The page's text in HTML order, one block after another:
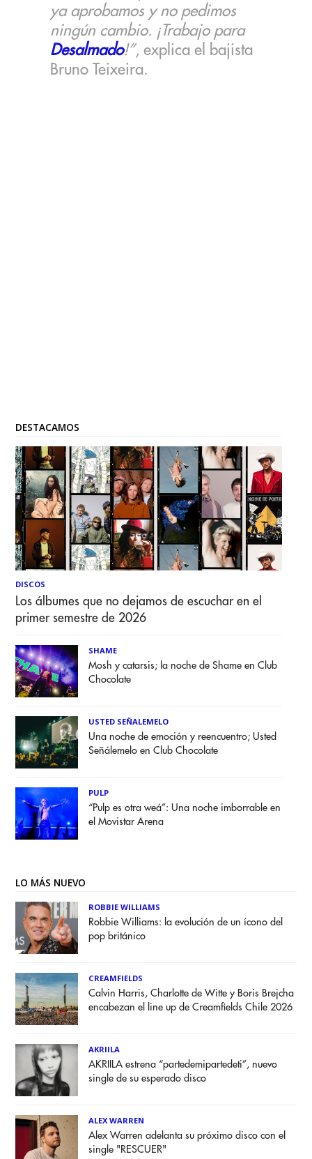
ya aprobamos y no pedimos
ningún cambio. ¡Trabajo para
Desalmado!”, explica el bajista
Bruno Teixeira.
DESTACAMOS
DISCOS
Los álbumes que no dejamos de escuchar en el
primer semestre de 2026
SHAME
Mosh y catarsis; la noche de Shame en Club
Chocolate
USTED SEÑALEMELO
Una noche de emoción y reencuentro; Usted
Señálemelo en Club Chocolate
PULP
“Pulp es otra weá”: Una noche imborrable en
el Movistar Arena
LO MÁS NUEVO
ROBBIE WILLIAMS
Robbie Williams: la evolución de un ícono del
pop británico
CREAMFIELDS
Calvin Harris, Charlotte de Witte y Boris Brejcha
encabezan el line up de Creamfields Chile 2026
AKRIILA
AKRIILA estrena “partedemipartedeti”, nuevo
single de su esperado disco
ALEX WARREN
Alex Warren adelanta su próximo disco con el
single "RESCUER"